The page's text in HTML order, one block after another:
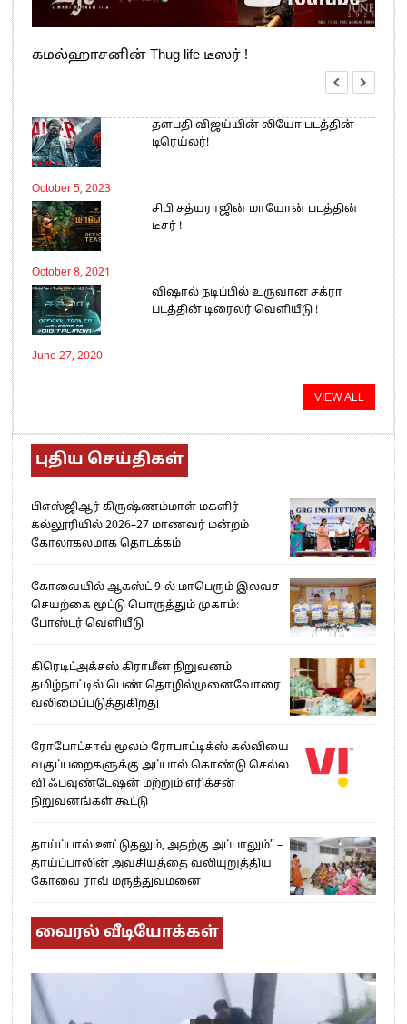
கமல்ஹாசனின் Thug life டீஸர் !
தளபதி விஜய்யின் லியோ படத்தின்
டிரெய்லர்!
October 5, 2023
சிபி சத்யராஜின் மாயோன் படத்தின்
டீசர் !
October 8, 2021
விஷால் நடிப்பில் உருவான சக்ரா
படத்தின் டிரைலர் வெளியீடு !
June 27, 2020
VIEW ALL
புதிய செய்திகள்
பிஎஸ்ஜிஆர் கிருஷ்ணம்மாள் மகளிர்
கல்லூரியில் 2026–27 மாணவர் மன்றம்
கோலாகலமாக தொடக்கம்
கோவையில் ஆகஸ்ட் 9-ல் மாபெரும் இலவச
செயற்கை மூட்டு பொருத்தும் முகாம்:
போஸ்டர் வெளியீடு
கிரெடிட்அக்சஸ் கிராமீன் நிறுவனம்
தமிழ்நாட்டில் பெண் தொழில்முனைவோரை
வலிமைப்படுத்துகிறது
ரோபோட்சாவ் மூலம் ரோபாட்டிக்ஸ் கல்வியை
வகுப்பறைகளுக்கு அப்பால் கொண்டு செல்ல
வி ஃபவுண்டேஷன் மற்றும் எரிக்சன்
நிறுவனங்கள் கூட்டு
தாய்ப்பால் ஊட்டுதலும், அதற்கு அப்பாலும்” –
தாய்ப்பாலின் அவசியத்தை வலியுறுத்திய
கோவை ராவ் மருத்துவமனை
வைரல் வீடியோக்கள்